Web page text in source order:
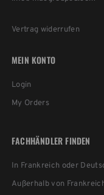
Vertrag widerrufen
MEIN KONTO
Login
My Orders
FACHHÄNDLER FINDEN
In Frankreich oder
Außerhalb von